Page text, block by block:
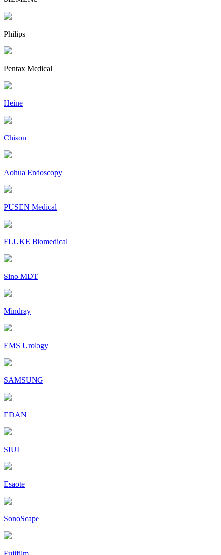
Philips
Pentax Medical
Heine
Chison
Aohua Endoscopy
PUSEN Medical
FLUKE Biomedical
Sino MDT
Mindray
EMS Urology
SAMSUNG
EDAN
SIUI
Esaote
SonoScape